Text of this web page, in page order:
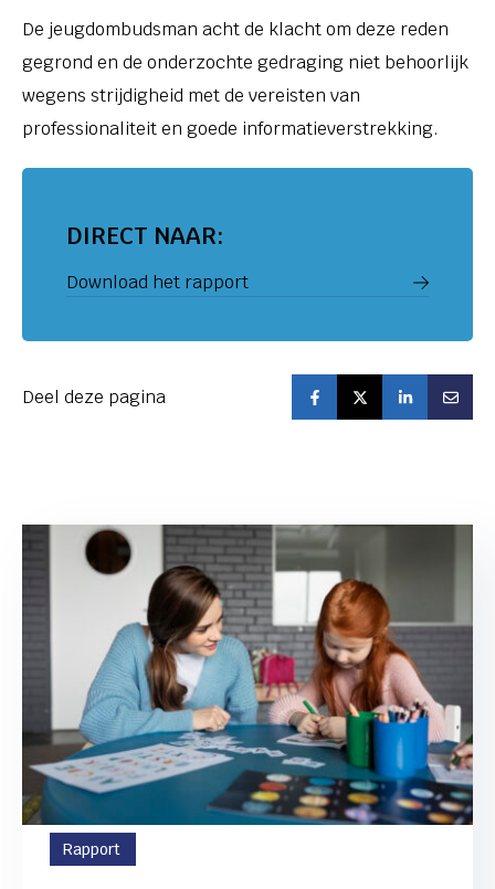
De jeugdombudsman acht de klacht om deze reden
gegrond en de onderzochte gedraging niet behoorlijk
wegens strijdigheid met de vereisten van
professionaliteit en goede informatieverstrekking.
DIRECT NAAR:
Download het rapport
Deel deze pagina
DEEL OPDEEL OP
DEEL
Rapport